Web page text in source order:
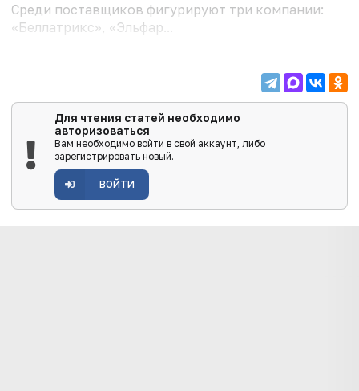
Среди поставщиков фигурируют три компании:
«Беллатрикс», «Эльфар...
Для чтения статей необходимо
авторизоваться
Вам необходимо войти в свой аккаунт, либо
зарегистрировать новый.
ВОЙТИ